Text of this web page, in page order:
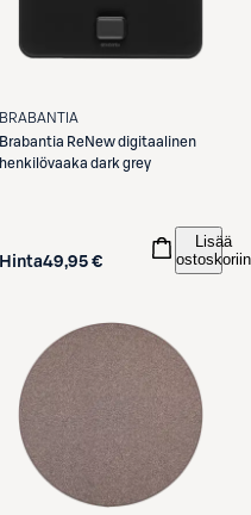
BRABANTIA
Brabantia ReNew digitaalinen
henkilövaaka dark grey
Hinta49,95 €
Lisää
ostoskoriin